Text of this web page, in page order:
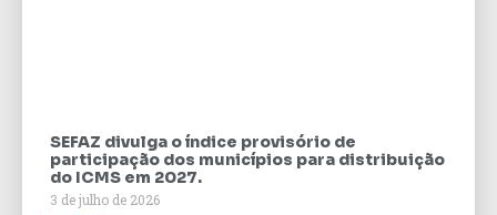
SEFAZ divulga o índice provisório de
participação dos municípios para distribuição
do ICMS em 2027.
3 de julho de 2026